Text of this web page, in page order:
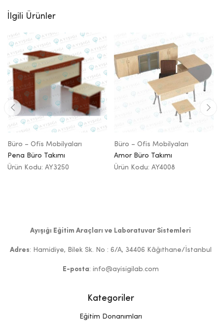
İlgili Ürünler
Büro – Ofis Mobilyaları
Pena Büro Takımı
Ürün Kodu: AY3250
Büro – Ofis Mobilyaları
Amor Büro Takımı
Ürün Kodu: AY4008
Ayışığı Eğitim Araçları ve Laboratuvar Sistemleri
Adres: Hamidiye, Bilek Sk. No : 6/A, 34406 Kâğıthane/İstanbul
E-posta: info@ayisigilab.com
Kategoriler
Eğitim Donanımları